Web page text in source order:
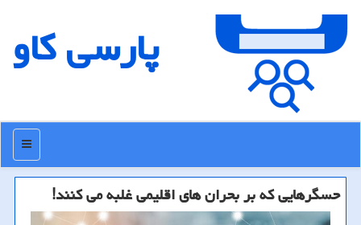
پارسی كاو
منو
حسگرهایی كه بر بحران های اقلیمی غلبه می كنند!